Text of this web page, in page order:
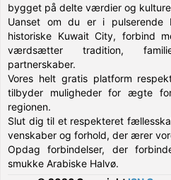
bygget på delte værdier og
Uanset om du er i pulserende
historiske Kuwait City, forbind
værdsætter tradition,
partnerskaber.
Vores helt gratis platform
tilbyder muligheder for ægte
regionen.
Slut dig til et respekteret
venskaber og forhold, der ærer
Opdag forbindelser, der
smukke Arabiske Halvø.